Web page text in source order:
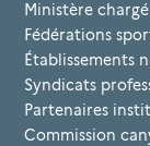
Ministère
Fédérations
Établissements
Syndicats
Partenaires
Commission